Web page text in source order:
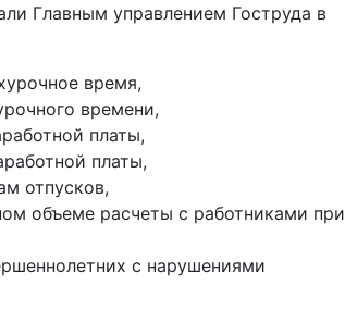
Главным управлением Гоструда в
время,
времени,
платы,
платы,
отпусков,
объеме расчеты с работниками при
с нарушениями